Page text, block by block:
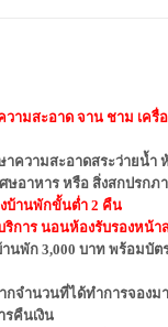
ามสะอาด จาน ชาม เครื่
ความสะอาดสระว่ายน้ำ
ษอาหาร หรือ สิ่งสกปรก
บ้านพักขั้นต่ำ 2 คืน
ริการ นอนห้องรับรองหน้า
นพัก 3,000 บาท พร้อมบั
จำนวนที่ได้ทำการจองม
รคืนเงิน